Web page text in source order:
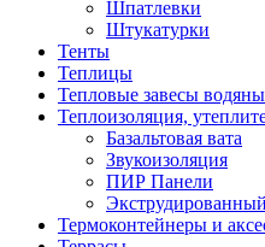
Шпатлевки
Штукатурки
Тенты
Теплицы
Тепловые завесы
Теплоизоляция,
Базальтовая вата
Звукоизоляция
ПИР Панели
Термоконтейнеры и